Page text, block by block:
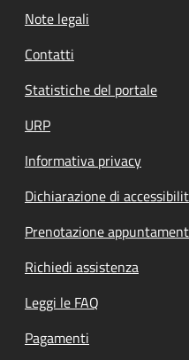
Note legali
Contatti
Statistiche del portale
URP
Informativa privacy
Dichiarazione di
Prenotazione
Richiedi assistenza
Leggi le FAQ
Pagamenti